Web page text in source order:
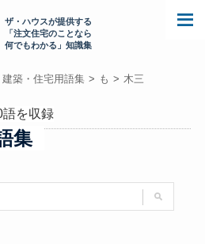
ザ・ハウスが提供する
「注文住宅のことなら
何でもわかる」知識集
築・住宅用語集 も 木三
を収録
集